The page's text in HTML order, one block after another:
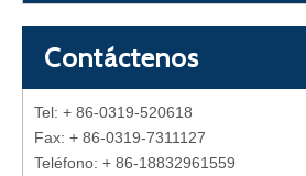
Contáctenos
Tel: + 86-0319-520618
Fax: + 86-0319-7311127
Teléfono: + 86-18832961559